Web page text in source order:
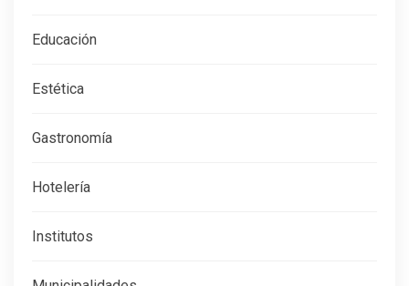
Educación
Estética
Gastronomía
Hotelería
Institutos